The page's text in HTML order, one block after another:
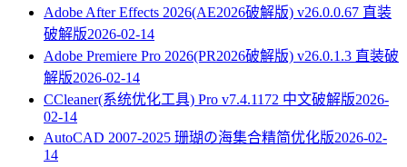
Adobe After Effects 2026(AE2026破解版) v26.0.0.67 直装
破解版2026-02-14
Adobe Premiere Pro 2026(PR2026破解版) v26.0.1.3 直装破
解版2026-02-14
CCleaner(系统优化工具) Pro v7.4.1172 中文破解版2026-
02-14
AutoCAD 2007-2025 珊瑚の海集合精简优化版2026-02-
14